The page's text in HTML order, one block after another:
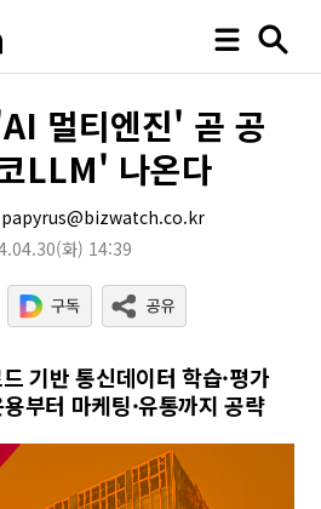
멀티엔진' 곧 공
LLM' 나온다
papyrus@bizwatch.co.kr
(화) 14:39
기반 통신데이터 학습·평가
부터 마케팅·유통까지 공략